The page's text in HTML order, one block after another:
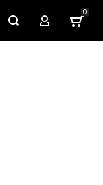
My Account
0